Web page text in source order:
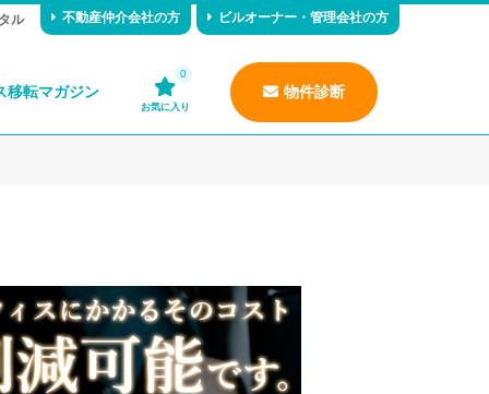
ル 不動産仲介会社の方 ビルオーナー・管理会社の方
移転マガジン
0
お気に入り
物件診断